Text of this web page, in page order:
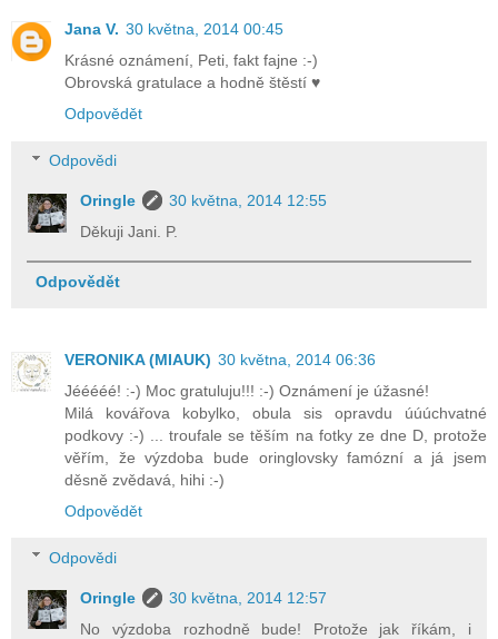
Jana V. 30 května, 2014 00:45
Krásné oznámení, Peti, fakt fajne :-)
Obrovská gratulace a hodně štěstí ♥
Odpovědět
Odpovědi
Oringle
30 května, 2014 12:55
Děkuji Jani. P.
Odpovědět
VERONIKA (MIAUK) 30 května, 2014 06:36
Jééééé! :-) Moc gratuluju!!! :-) Oznámení je úžasné!
Milá kovářova kobylko, obula sis opravdu úúúchvatné
podkovy :-) ... troufale se těším na fotky ze dne D, protože
věřím, že výzdoba bude oringlovsky famózní a já jsem
děsně zvědavá, hihi :-)
Odpovědět
Odpovědi
Oringle
30 května, 2014 12:57
No výzdoba rozhodně bude! Protože jak říkám, i